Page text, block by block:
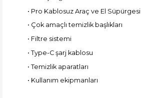
• Pro Kablosuz Araç ve El Süpürgesi
• Çok amaçlı temizlik başlıkları
• Filtre sistemi
• Type-C şarj kablosu
• Temizlik aparatları
• Kullanım ekipmanları